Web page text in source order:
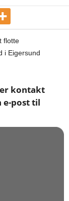
flotte
i Eigersund
kontakt
e-post til